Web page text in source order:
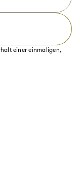
einer einmaligen,